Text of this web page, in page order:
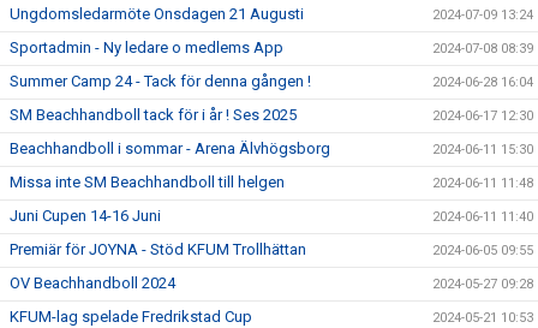
Ungdomsledarmöte Onsdagen 21 Augusti 2024-07-09 13:24
Sportadmin - Ny ledare o medlems App 2024-07-08 08:39
Summer Camp 24 - Tack för denna gången ! 2024-06-28 16:04
SM Beachhandboll tack för i år ! Ses 2025 2024-06-17 12:30
Beachhandboll i sommar - Arena Älvhögsborg 2024-06-11 15:30
Missa inte SM Beachhandboll till helgen 2024-06-11 11:48
Juni Cupen 14-16 Juni 2024-06-11 11:40
Premiär för JOYNA - Stöd KFUM Trollhättan 2024-06-05 09:55
OV Beachhandboll 2024 2024-05-27 09:28
KFUM-lag spelade Fredrikstad Cup 2024-05-21 10:53